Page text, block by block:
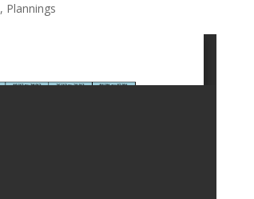
, Plannings